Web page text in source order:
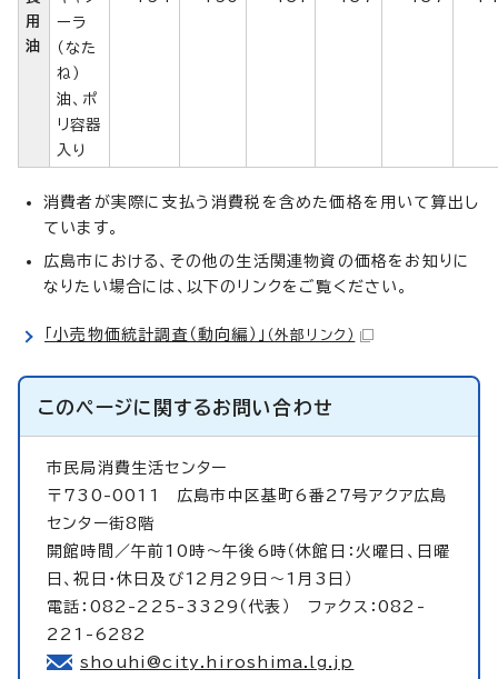
用
油
ーラ
（なた
ね）
油、ポ
リ容器
入り
消費者が実際に支払う消費税を含めた価格を用いて算出し
ています。
広島市における、その他の生活関連物資の価格をお知りに
なりたい場合には、以下のリンクをご覧ください。
「小売物価統計調査（動向編）」 （外部リンク）
このページに関するお問い合わせ
市民局消費生活センター
〒730-0011 広島市中区基町6番27号アクア広島
センター街8階
開館時間／午前10時～午後6時（休館日：火曜日、日曜
日、祝日・休日及び12月29日～1月3日）
電話：082-225-3329（代表） ファクス：082-
221-6282
shouhi@city.hiroshima.lg.jp